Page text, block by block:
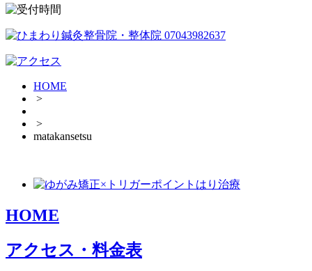
HOME
>
>
matakansetsu
HOME
アクセス・料金表